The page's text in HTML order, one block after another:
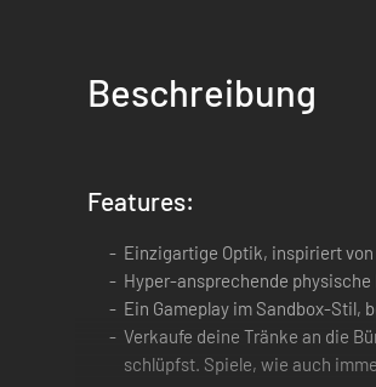
Beschreibung
Features:
Einzigartige Optik, inspiriert
Hyper-ansprechende
Ein Gameplay im Sandbox-Stil,
Verkaufe deine Tränke an die
schlüpfst. Spiele, wie auch